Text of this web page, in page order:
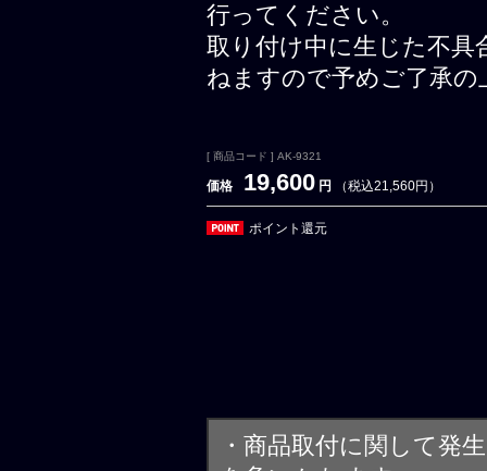
行ってください。
取り付け中に生じた不具
ねますので予めご了承
[ 商品コード ] AK-9321
価格 19,600 円 （税込21,560円）
ポイント還元
・商品取付に関して発